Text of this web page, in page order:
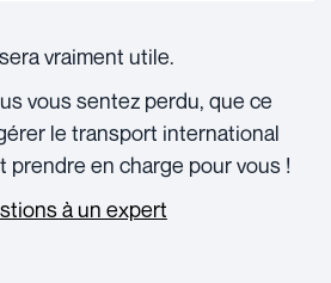
vraiment utile.
vous sentez perdu, que ce
le transport international
en charge pour vous !
à un expert